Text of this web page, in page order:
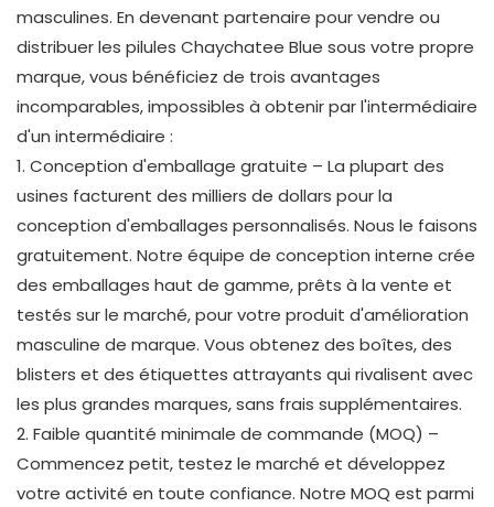
masculines. En devenant partenaire pour vendre ou
distribuer les pilules Chaychatee Blue sous votre propre
marque, vous bénéficiez de trois avantages
incomparables, impossibles à obtenir par l'intermédiaire
d'un intermédiaire :
1. Conception d'emballage gratuite – La plupart des
usines facturent des milliers de dollars pour la
conception d'emballages personnalisés. Nous le faisons
gratuitement. Notre équipe de conception interne crée
des emballages haut de gamme, prêts à la vente et
testés sur le marché, pour votre produit d'amélioration
masculine de marque. Vous obtenez des boîtes, des
blisters et des étiquettes attrayants qui rivalisent avec
les plus grandes marques, sans frais supplémentaires.
2. Faible quantité minimale de commande (MOQ) –
Commencez petit, testez le marché et développez
votre activité en toute confiance. Notre MOQ est parmi